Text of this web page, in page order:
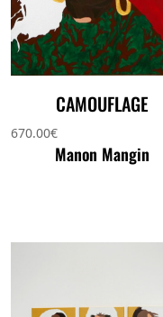
CAMOUFLAGE
670.00€
Manon Mangin